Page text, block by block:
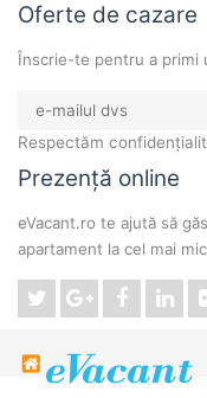
Oferte de cazare
Înscrie-te pentru a primi
Respectăm
Prezență online
eVacant.ro te ajută să
apartament la cel mai